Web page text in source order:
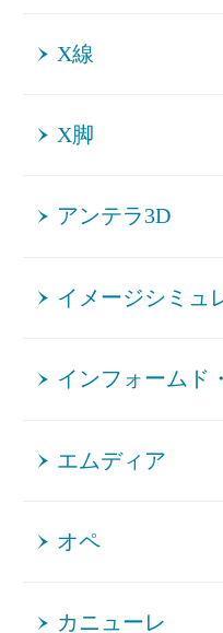
X線
X脚
アンテラ3D
イメージシミュ
インフォームド
エムディア
オペ
カニューレ